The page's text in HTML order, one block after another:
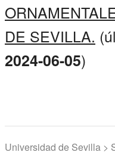
DE SEVILLA.
2024-06-05)
Universidad de Sevilla >